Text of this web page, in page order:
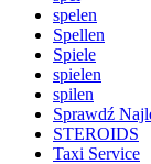
spelen
Spellen
Spiele
spielen
spilen
Sprawdź
STEROIDS
Taxi Service